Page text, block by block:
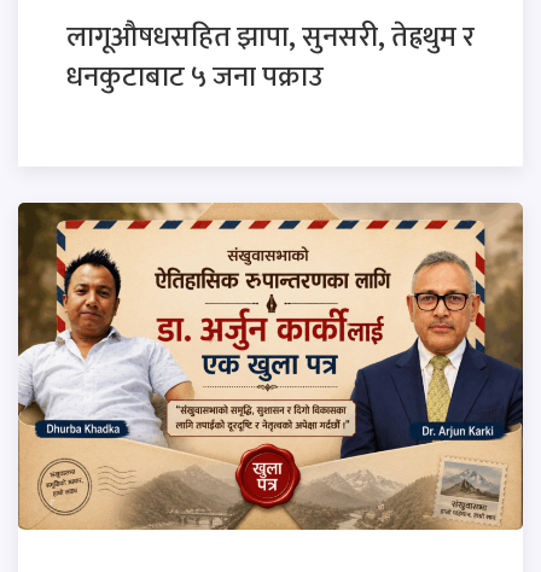
लागूऔषधसहित झापा, सुनसरी, तेह्रथुम र
धनकुटाबाट ५ जना पक्राउ